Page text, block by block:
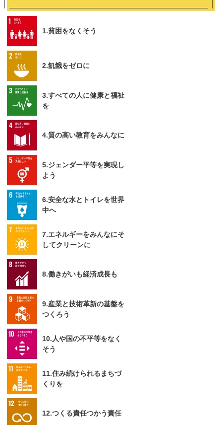
1.貧困をなくそう
2.飢餓をゼロに
3.すべての人に健康と福祉
を
4.質の高い教育をみんなに
5.ジェンダー平等を実現し
よう
6.安全な水とトイレを世界
中へ
7.エネルギーをみんなにそ
してクリーンに
8.働きがいも経済成長も
9.産業と技術革新の基盤を
つくろう
10.人や国の不平等をなく
そう
11.住み続けられるまちづ
くりを
12.つくる責任つかう責任